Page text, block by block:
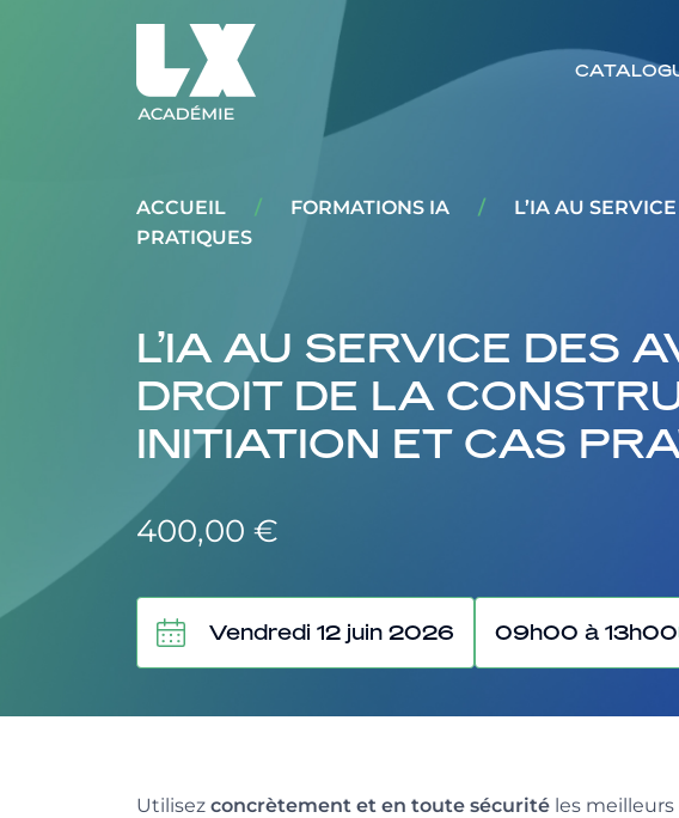
ACCUEIL / FORMATIONS IA /
L’IA AU
PRATIQUES
L’IA AU SERVICE DES
DROIT DE LA
INITIATION ET CAS
400,00 €
Vendredi 12 juin 2026 09h00 à 13h00
Utilisez concrètement et en toute sécurité les